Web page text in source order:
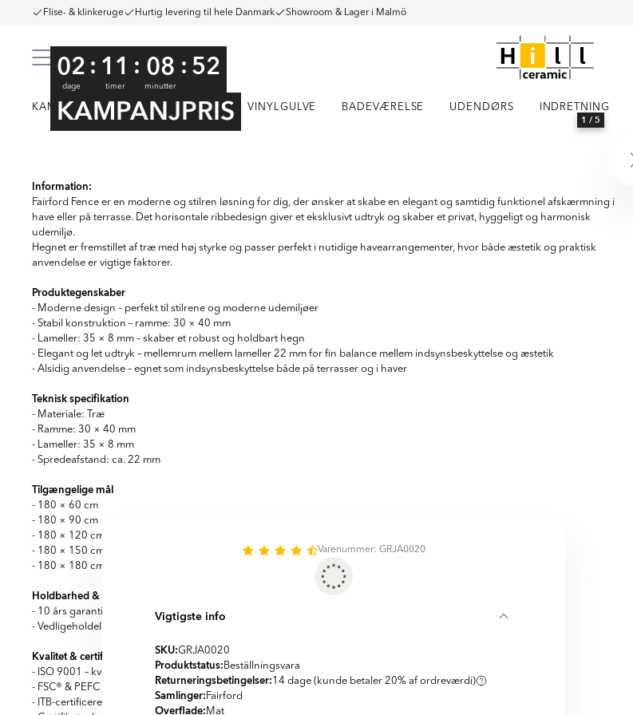
Flise- & klinkeruge Hurtig levering til hele Danmark Showroom & Lager i Malmö
KAMPAGNE KLINKER FLISER VINYLGULVE BADEVÆRELSE UDENDØRS INDRETNING
02
dage
: 11
timer
: 08
minutter
:51
KAMPANJPRIS
of
5
1 / 5
Information:
Fairford Fence er en moderne og stilren løsning for dig, der ønsker at skabe en elegant og samtidig funktionel afskærmning i
have eller på terrasse. Det horisontale ribbedesign giver et eksklusivt udtryk og skaber et privat, hyggeligt og harmonisk
udemiljø.
Hegnet er fremstillet af træ med høj styrke og passer perfekt i nutidige havearrangementer, hvor både æstetik og praktisk
anvendelse er vigtige faktorer.
Produktegenskaber
- Moderne design – perfekt til stilrene og moderne udemiljøer
- Stabil konstruktion – ramme: 30 × 40 mm
- Lameller: 35 × 8 mm – skaber et robust og holdbart hegn
- Elegant og let udtryk – mellemrum mellem lameller 22 mm for fin balance mellem indsynsbeskyttelse og æstetik
- Alsidig anvendelse – egnet som indsynsbeskyttelse både på terrasser og i haver
Teknisk specifikation
- Materiale: Træ
- Ramme: 30 × 40 mm
- Lameller: 35 × 8 mm
- Spredeafstand: ca. 22 mm
Tilgængelige mål
- 180 × 60 cm
- 180 × 90 cm
- 180 × 120 cm
- 180 × 150 cm
- 180 × 180 cm
Holdbarhed & vedligeholdelse
- 10 års garanti mod råd og nedbrydning
- Vedligeholdelsesfri – ingen yderligere behandling kræves efter installation
Kvalitet & certificeringer
- ISO 9001 – kvalitetssikret produktion
- FSC® & PEFC – træ fra ansvarligt og certificeret skovbrug
- ITB-certificeret – testet for styrke og langvarig holdbarhed
Varenummer: GRJA0020
Vigtigste info
SKU:GRJA0020
Produktstatus: Beställningsvara
Returneringsbetingelser:14 dage (kunde betaler 20% af ordreværdi)
Samlinger: Fairford
Overflade: Mat